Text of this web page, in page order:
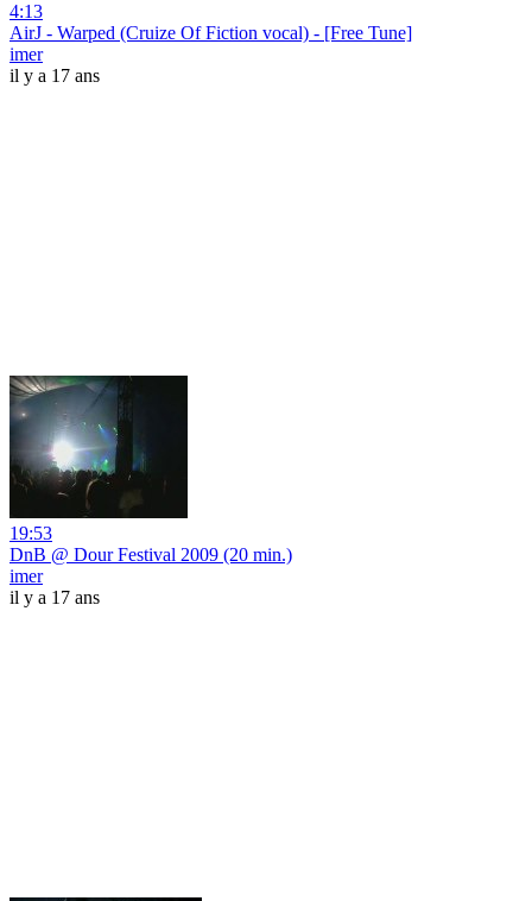
4:13
AirJ - Warped (Cruize Of Fiction vocal) - [Free Tune]
imer
il y a 17 ans
19:53
DnB @ Dour Festival 2009 (20 min.)
imer
il y a 17 ans